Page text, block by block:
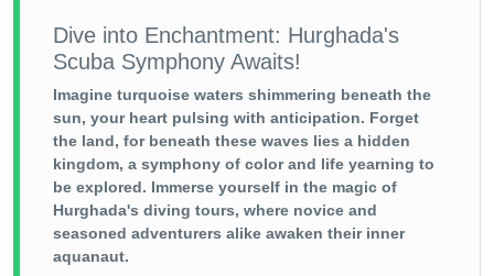
Dive into Enchantment: Hurghada's
Scuba Symphony Awaits!
Imagine turquoise waters shimmering beneath the
sun, your heart pulsing with anticipation. Forget
the land, for beneath these waves lies a hidden
kingdom, a symphony of color and life yearning to
be explored. Immerse yourself in the magic of
Hurghada's diving tours, where novice and
seasoned adventurers alike awaken their inner
aquanaut.